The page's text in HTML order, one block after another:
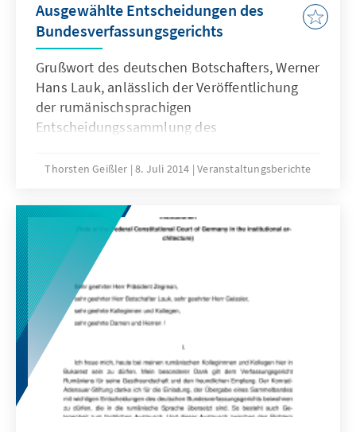
Ausgewählte Entscheidungen des
Bundesverfassungsgerichts
Grußwort des deutschen Botschafters, Werner
Hans Lauk, anlässlich der Veröffentlichung
der rumänischsprachigen
Entscheidungssammlung des
Thorsten Geißler 8. Juli 2014 Veranstaltungsberichte